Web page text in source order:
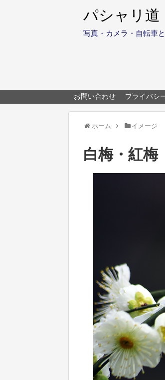
パシャリ道
写真・カメラ・自転車
お問い合わせ プライバシ
ホーム イメージ
白梅・紅梅